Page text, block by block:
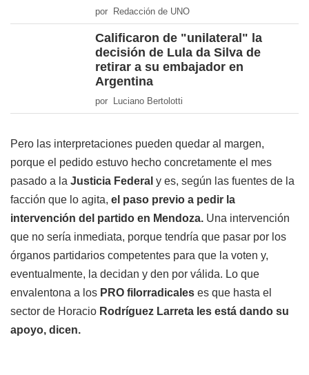
por Redacción de UNO
Calificaron de "unilateral" la
decisión de Lula da Silva de
retirar a su embajador en
Argentina
por Luciano Bertolotti
Pero las interpretaciones pueden quedar al margen,
porque el pedido estuvo hecho concretamente el mes
pasado a la Justicia Federal y es, según las fuentes de la
facción que lo agita, el paso previo a pedir la
intervención del partido en Mendoza. Una intervención
que no sería inmediata, porque tendría que pasar por los
órganos partidarios competentes para que la voten y,
eventualmente, la decidan y den por válida. Lo que
envalentona a los PRO filorradicales es que hasta el
sector de Horacio Rodríguez Larreta les está dando su
apoyo, dicen.